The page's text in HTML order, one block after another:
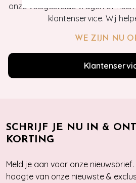
onze veelgestelde vragen of
klantenservice. Wij
WE ZIJN NU
SCHRIJF JE NU IN &
KORTING
Meld je aan voor onze
hoogte van onze nieuwste &